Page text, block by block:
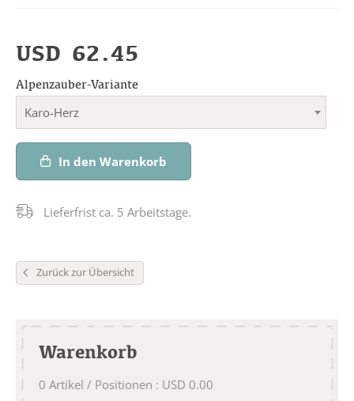
USD 62.45
Alpenzauber-Variante
Karo-Herz
In den Warenkorb
Lieferfrist ca. 5 Arbeitstage.
Zurück zur Übersicht
Warenkorb
0 Artikel / Positionen : USD 0.00